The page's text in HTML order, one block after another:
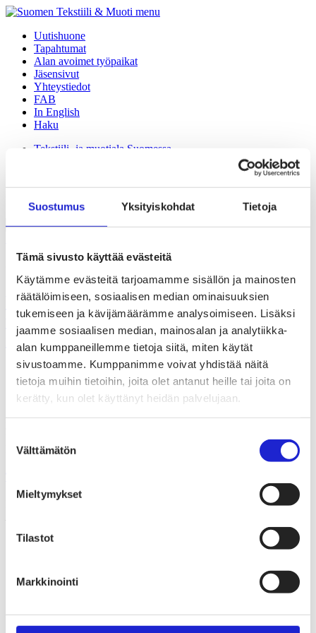
Suostumus Yksityiskohdat Tietoja
Tämä sivusto käyttää evästeitä
Käytämme evästeitä tarjoamamme sisällön ja mainosten
räätälöimiseen, sosiaalisen median ominaisuuksien
tukemiseen ja kävijämäärämme analysoimiseen. Lisäksi
jaamme sosiaalisen median, mainosalan ja analytiikka-
alan kumppaneillemme tietoja siitä, miten käytät
sivustoamme. Kumppanimme voivat yhdistää näitä
tietoja muihin tietoihin, joita olet antanut heille tai joita on
kerätty, kun olet käyttänyt heidän palvelujaan.
valinta
Välttämätön
Mieltymykset
Tilastot
Markkinointi
menu
Uutishuone
Tapahtumat
Alan avoimet työpaikat
Jäsensivut
Yhteystiedot
FAB
In English
Haku
Tekstiili- ja muotiala Suomessa
Tule jäseneksi
Suomen Tekstiili & Muoti
Vihreä siirtymä ja digitalisaatio vaatteen
valmistuksessa – uusi hanke etsii
ratkaisuja
Suomen Tekstiili & Muoti ry
kaikki alan yritykset.
Käyntiosoite:
Tapahtumat
Uutishuone